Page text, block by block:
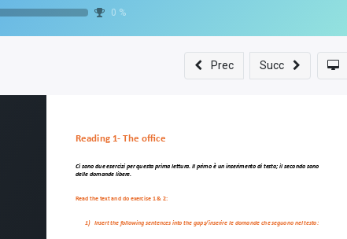
0 %
Prec Succ